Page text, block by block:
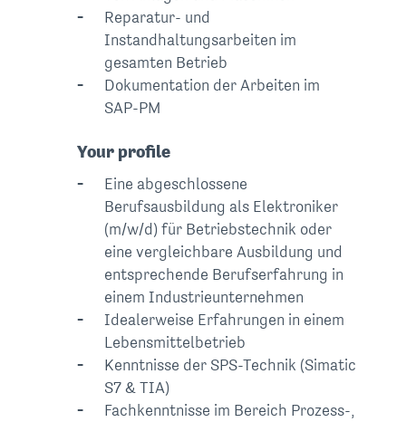
Reparatur- und
Instandhaltungsarbeiten im
gesamten Betrieb
Dokumentation der Arbeiten im
SAP-PM
Your profile
Eine abgeschlossene
Berufsausbildung als Elektroniker
(m/w/d) für Betriebstechnik oder
eine vergleichbare Ausbildung und
entsprechende Berufserfahrung in
einem Industrieunternehmen
Idealerweise Erfahrungen in einem
Lebensmittelbetrieb
Kenntnisse der SPS-Technik (Simatic
S7 & TIA)
Fachkenntnisse im Bereich Prozess-,